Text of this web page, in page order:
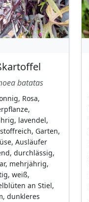
batatas
Rosa,
lavendel,
Garten,
Ausläufer
durchlässig,
mehrjährig,
weiß,
an Stiel,
dunkleres